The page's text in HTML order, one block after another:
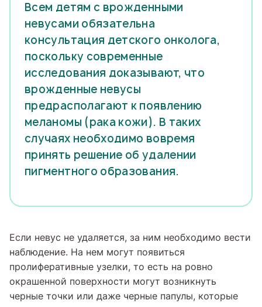
Всем детям с врожденными
невусами обязательна
консультация детского онколога,
поскольку современные
исследования доказывают, что
врожденные невусы
предрасполагают к появлению
меланомы (рака кожи). В таких
случаях необходимо вовремя
принять решение об удалении
пигментного образования.
Если невус не удаляется, за ним необходимо вести
наблюдение. На нем могут появиться
пролиферативные узелки, то есть на ровно
окрашенной поверхности могут возникнуть
черные точки или даже черные папулы, которые